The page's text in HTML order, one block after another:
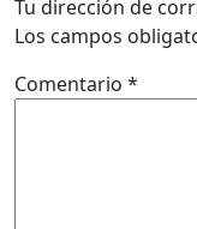
Tu dirección de
Los campos
Comentario *